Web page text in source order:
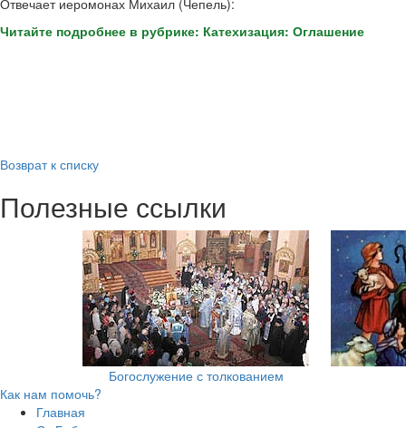
Отвечает иеромонах Михаил (Чепель):
Читайте подробнее в рубрике: Катехизация: Оглашение
Возврат к списку
Полезные ссылки
Богослужение с толкованием
Как нам помочь?
Главная